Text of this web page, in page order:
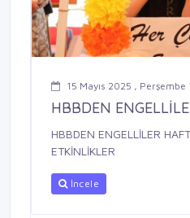
15 Mayıs 2025 , Perşembe
HBBDEN
HBBDEN ENGELLİLER
ETKİNLİKLER
İncele